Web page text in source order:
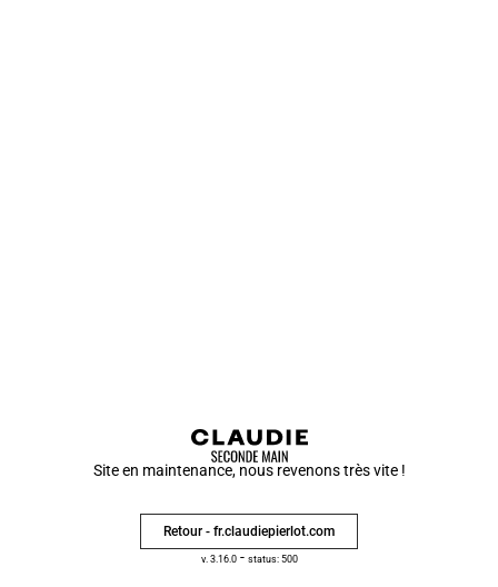
Site en maintenance, nous revenons très vite !
Retour - fr.claudiepierlot.com
v. 3.16.0- status: 500